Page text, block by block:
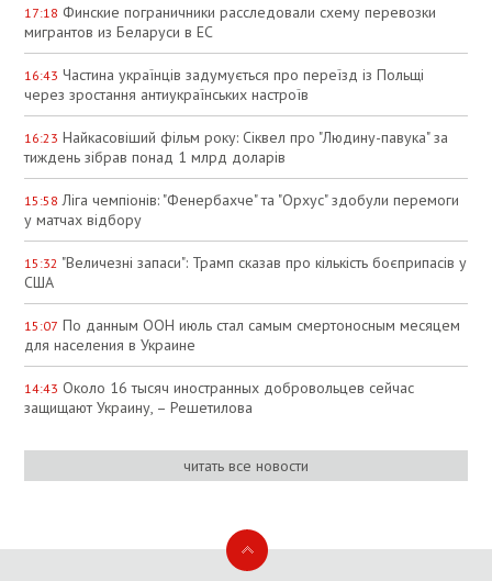
17:18 Финские пограничники расследовали схему перевозки
мигрантов из Беларуси в ЕС
16:43 Частина українців задумується про переїзд із Польщі
через зростання антиукраїнських настроїв
16:23 Найкасовіший фільм року: Сіквел про "Людину-павука" за
тиждень зібрав понад 1 млрд доларів
15:58 Ліга чемпіонів: "Фенербахче" та "Орхус" здобули перемоги
у матчах відбору
15:32 "Величезні запаси": Трамп сказав про кількість боєприпасів у
США
15:07 По данным ООН июль стал самым смертоносным месяцем
для населения в Украине
14:43 Около 16 тысяч иностранных добровольцев сейчас
защищают Украину, – Решетилова
читать все новости